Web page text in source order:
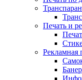
Печать и
Рекламная
Банер